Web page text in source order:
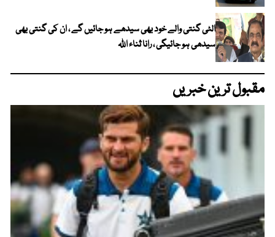
الٹی گنتی والے خود بھی سیدھے ہو جائیں گے ، ان کی گنتی بھی
سیدھی ہو جائیگی ، رانا ثناء اللہ
مقبول ترین خبریں